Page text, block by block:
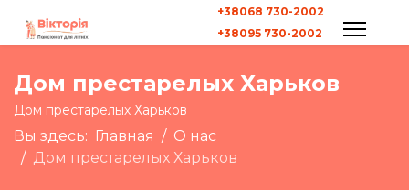
+38068 730-2002
+38095 730-2002
Дом престарелых Харьков
Дом престарелых Харьков
Вы здесь: Главная
О нас
Дом престарелых Харьков